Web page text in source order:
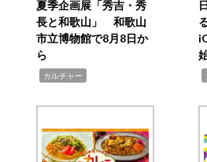
夏季企画展「秀吉・秀
長と和歌山」 和歌山
市立博物館で8月8日か
ら
カルチャー